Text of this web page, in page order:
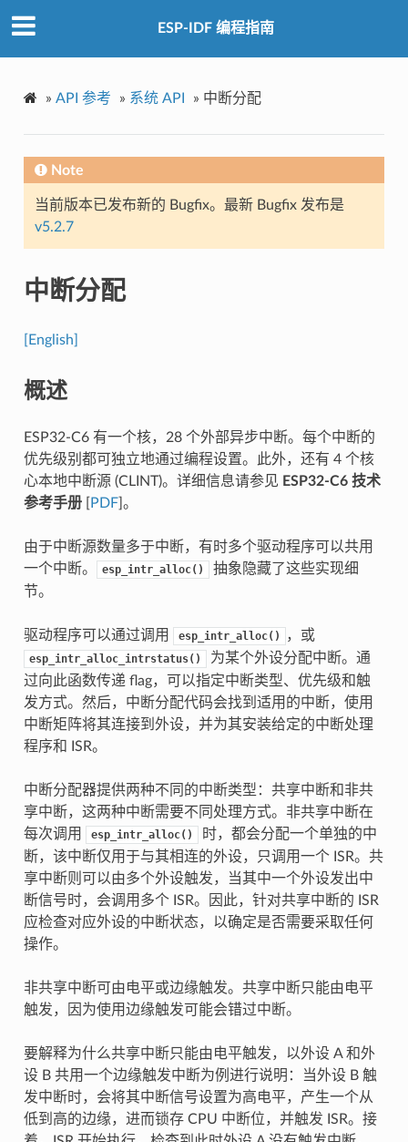
ESP-IDF 编程指南
» API 参考 » 系统 API » 中断分配
Note
当前版本已发布新的 Bugfix。最新 Bugfix 发布是
v5.2.7
中断分配
[English]
概述
ESP32-C6 有一个核，28 个外部异步中断。每个中断的
优先级别都可独立地通过编程设置。此外，还有 4 个核
心本地中断源 (CLINT)。详细信息请参见 ESP32-C6 技术
参考手册[ PDF]。
由于中断源数量多于中断，有时多个驱动程序可以共用
一个中断。
esp_intr_alloc()
抽象隐藏了这些实现细
节。
驱动程序可以通过调用 esp_intr_alloc() ，或
esp_intr_alloc_intrstatus()
为某个外设分配中断。通
过向此函数传递 flag，可以指定中断类型、优先级和触
发方式。然后，中断分配代码会找到适用的中断，使用
中断矩阵将其连接到外设，并为其安装给定的中断处理
程序和 ISR。
中断分配器提供两种不同的中断类型：共享中断和非共
享中断，这两种中断需要不同处理方式。非共享中断在
每次调用
esp_intr_alloc()
时，都会分配一个单独的中
断，该中断仅用于与其相连的外设，只调用一个 ISR。共
享中断则可以由多个外设触发，当其中一个外设发出中
断信号时，会调用多个 ISR。因此，针对共享中断的 ISR
应检查对应外设的中断状态，以确定是否需要采取任何
操作。
非共享中断可由电平或边缘触发。共享中断只能由电平
触发，因为使用边缘触发可能会错过中断。
要解释为什么共享中断只能由电平触发，以外设 A 和外
设 B 共用一个边缘触发中断为例进行说明：当外设 B 触
发中断时，会将其中断信号设置为高电平，产生一个从
低到高的边缘，进而锁存 CPU 中断位，并触发 ISR。接